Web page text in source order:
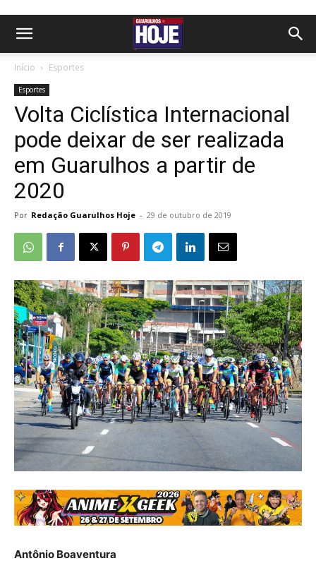
Início Esportes
Esportes
Volta Ciclística Internacional
pode deixar de ser realizada
em Guarulhos a partir de
2020
Por Redação Guarulhos Hoje - 29 de outubro de 2019
Antônio Boaventura